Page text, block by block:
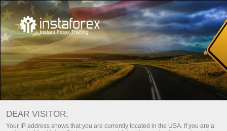
О нас Звезды компании
DEAR VISITOR,
Your IP address shows that you are currently located in the USA. If you are a